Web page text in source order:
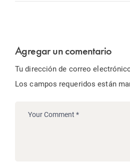
Agregar un comentario
Tu dirección de correo
Los campos requeridos están